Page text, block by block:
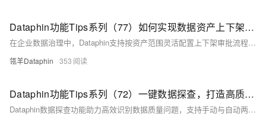
Dataphin功能Tips系列（77）如何实现数据资产上下架的精准管控与高效流转
在企业数据治理中，Dataphin支持按资产范围灵活配置上下架审批流程。通过标签、项目等条件圈选资产，绑定自定义审批模板，实现核心资产精细管控与大规模资产高效流转的平衡，提升数据运营效率。
瓴羊Dataphin 353
Dataphin功能Tips系列（72）一键数据探查，打造高质量数据开发、分析流程
Dataphin数据探查功能助力高效识别数据质量问题，支持手动与自动两种探查模式。通过一键生成质量报告，快速检测空值、异常值、重复值等问题，全面掌握数据分布与健康状况，提升数据准备与分析准确性。